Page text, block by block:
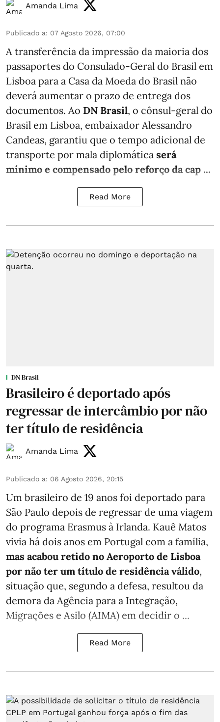
Amanda Lima
Publicado a: 07 Agosto 2026, 07:00
A transferência da impressão da maioria dos
passaportes do Consulado-Geral do Brasil em
Lisboa para a Casa da Moeda do Brasil não
deverá aumentar o prazo de entrega dos
documentos. Ao DN Brasil, o cônsul-geral do
Brasil em Lisboa, embaixador Alessandro
Candeas, garantiu que o tempo adicional de
transporte por mala diplomática será
mínimo e compensado pelo reforço da cap ...
Read More
DN Brasil
Brasileiro é deportado após
regressar de intercâmbio por não
ter título de residência
Amanda Lima
Publicado a: 06 Agosto 2026, 20:15
Um brasileiro de 19 anos foi deportado para
São Paulo depois de regressar de uma viagem
do programa Erasmus à Irlanda. Kauê Matos
vivia há dois anos em Portugal com a família,
mas acabou retido no Aeroporto de Lisboa
por não ter um título de residência válido,
situação que, segundo a defesa, resultou da
demora da Agência para a Integração,
Migrações e Asilo (AIMA) em decidir o ...
Read More